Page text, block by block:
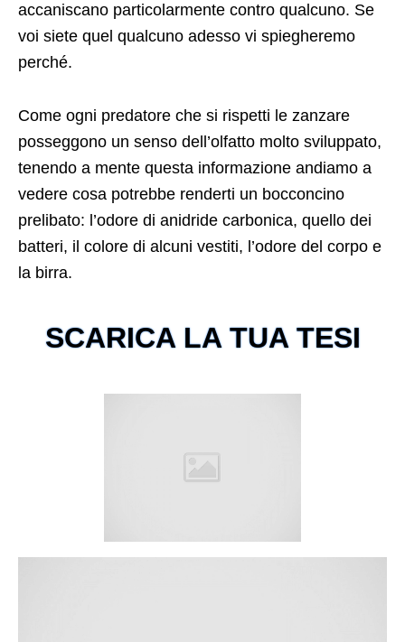
accaniscano particolarmente contro qualcuno. Se
voi siete quel qualcuno adesso vi spiegheremo
perché.
Come ogni predatore che si rispetti le zanzare
posseggono un senso dell’olfatto molto sviluppato,
tenendo a mente questa informazione andiamo a
vedere cosa potrebbe renderti un bocconcino
prelibato: l’odore di anidride carbonica, quello dei
batteri, il colore di alcuni vestiti, l’odore del corpo e
la birra.
SCARICA LA TUA TESI